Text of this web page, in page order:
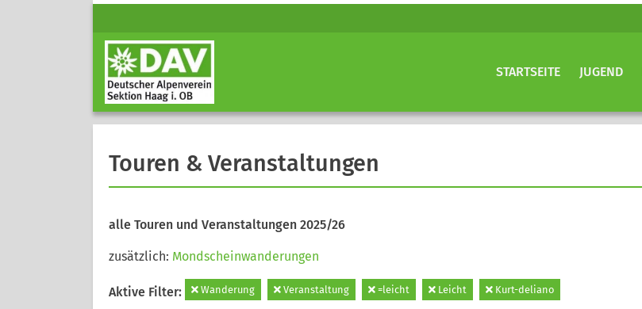
STARTSEITE JUGEND
Touren & Veranstaltungen
alle Touren und Veranstaltungen 2025/26
zusätzlich: Mondscheinwanderungen
Aktive Filter: Wanderung Veranstaltung =leicht Leicht Kurt-deliano